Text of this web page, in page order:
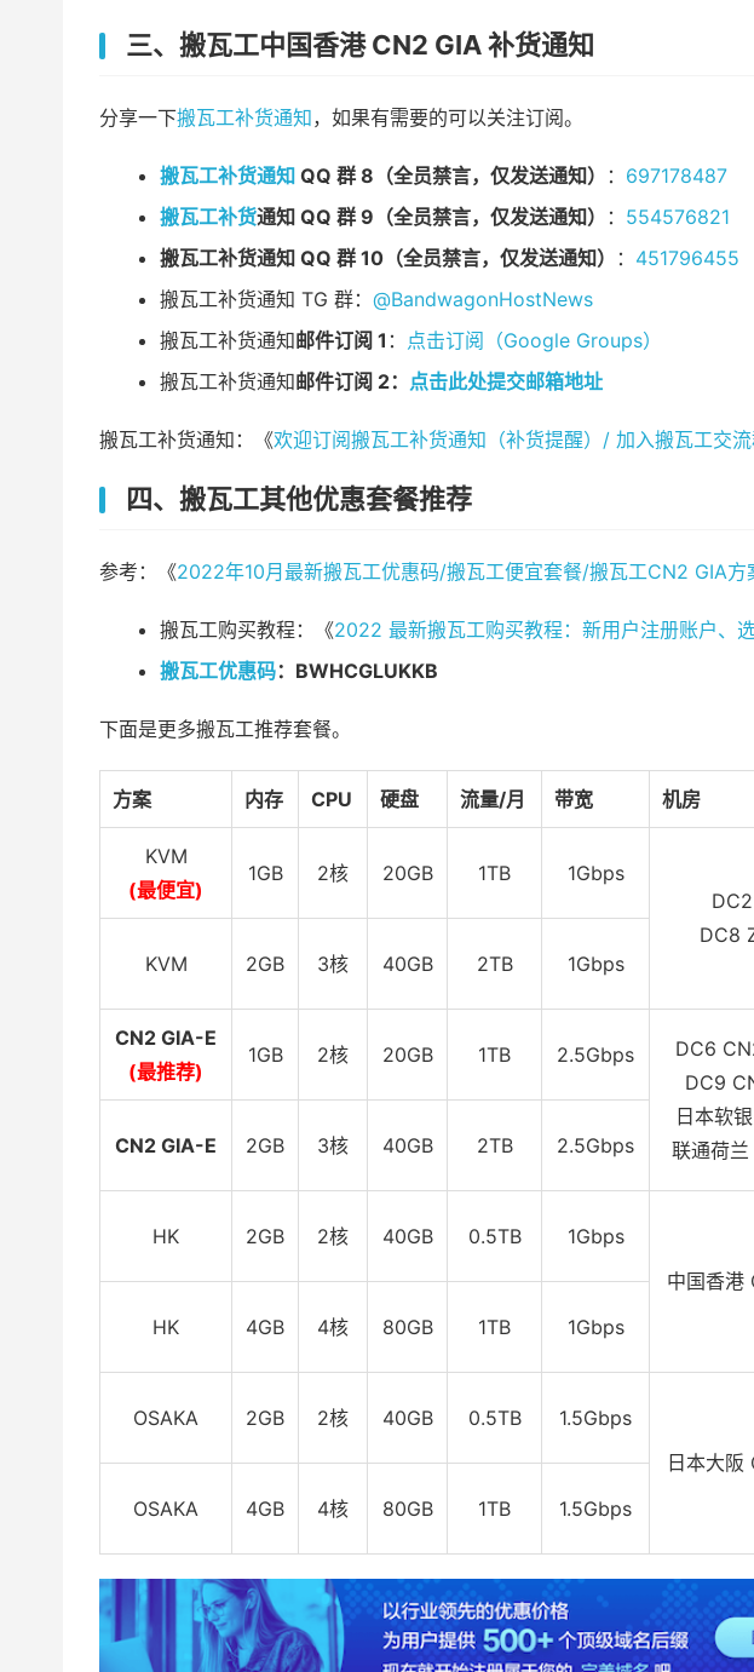
三、搬瓦工中国香港 CN2 GIA 补货通知
分享一下搬瓦工补货通知，如果有需要的可以关注订阅。
搬瓦工补货通知 QQ 群 8（全员禁言，仅发送通知） ： 697178487
搬瓦工补货通知 QQ 群 9（全员禁言，仅发送通知） ： 554576821
搬瓦工补货通知 QQ 群 10（全员禁言，仅发送通知）
： 451796455
搬瓦工补货通知 TG 群： @BandwagonHostNews
搬瓦工补货通知邮件订阅 1 ： 点击订阅（Google Groups）
搬瓦工补货通知邮件订阅 2： 点击此处提交邮箱地址
搬瓦工补货通知：《欢迎订阅搬瓦工补货通知（补货提醒）/ 加入搬瓦工交
四、搬瓦工其他优惠套餐推荐
参考：《2022年10月最新搬瓦工优惠码/搬瓦工便宜套餐/搬瓦工CN2 GIA方
搬瓦工购买教程：《2022 最新搬瓦工购买教程：新用户注册账户、
搬瓦工优惠码：BWHCGLUKKB
下面是更多搬瓦工推荐套餐。
方案 内存 CPU 硬盘 流量/月 带宽 机房
KVM
(最便宜)
1GB 2核 20GB 1TB
1Gbps
DC8
KVM 2GB 3核 40GB 2TB 1Gbps
CN2 GIA-E
(最推荐)
1GB 2核 20GB 1TB 2.5Gbps
DC6
DC9
日本软
联通荷兰
CN2 GIA-E 2GB 3核 40GB 2TB 2.5Gbps
HK 2GB 2核 40GB 0.5TB
1Gbps
中国香港
HK 4GB 4核 80GB 1TB 1Gbps
OSAKA 2GB 2核 40GB 0.5TB
1.5Gbps
日本大阪
OSAKA 4GB 4核 80GB 1TB 1.5Gbps